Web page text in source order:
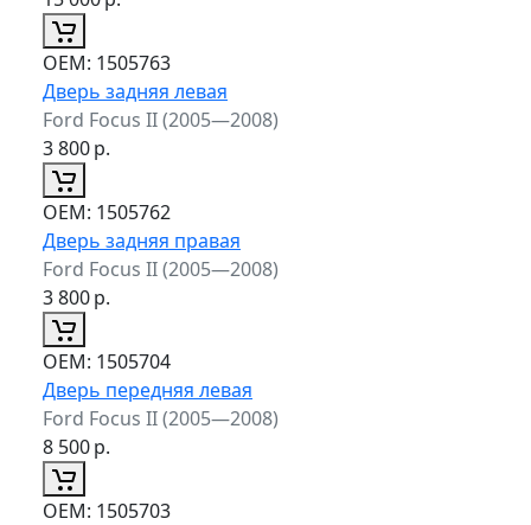
ОЕМ: 1505763
Дверь задняя левая
Ford Focus II (2005—2008)
3 800р.
ОЕМ: 1505762
Дверь задняя правая
Ford Focus II (2005—2008)
3 800р.
ОЕМ: 1505704
Дверь передняя левая
Ford Focus II (2005—2008)
8 500р.
ОЕМ: 1505703